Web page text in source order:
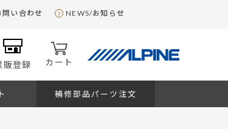
問い合わせ NEWS/お知らせ
販登録 カート
補修部品パーツ注文